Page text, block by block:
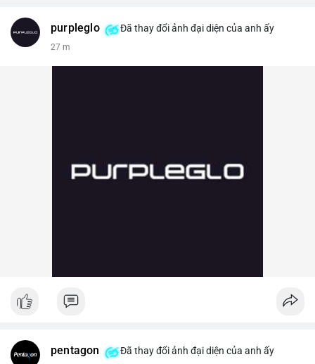
purpleglo Đã thay đổi ảnh đại diện của anh ấy
27 m
pentagon Đã thay đổi ảnh đại diện của anh ấy